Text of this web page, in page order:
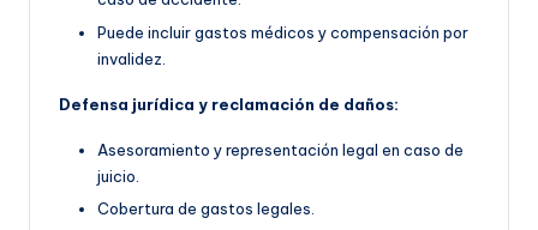
Puede incluir gastos médicos y compensación por
invalidez.
Defensa jurídica y reclamación de daños:
Asesoramiento y representación legal en caso de
juicio.
Cobertura de gastos legales.